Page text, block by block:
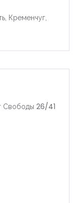
Кременчуг,
Свободы 26/41